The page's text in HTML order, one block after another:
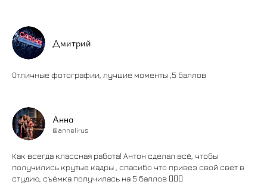
Дмитрий
Отличные фотографии, лучшие моменты ,5 баллов
Анна
@annelirus
Как всегда классная работа! Антон сделал всё, чтобы
получились крутые кадры , спасибо что привез свой свет в
студию, съёмка получилась на 5 баллов 🖐🏼💞